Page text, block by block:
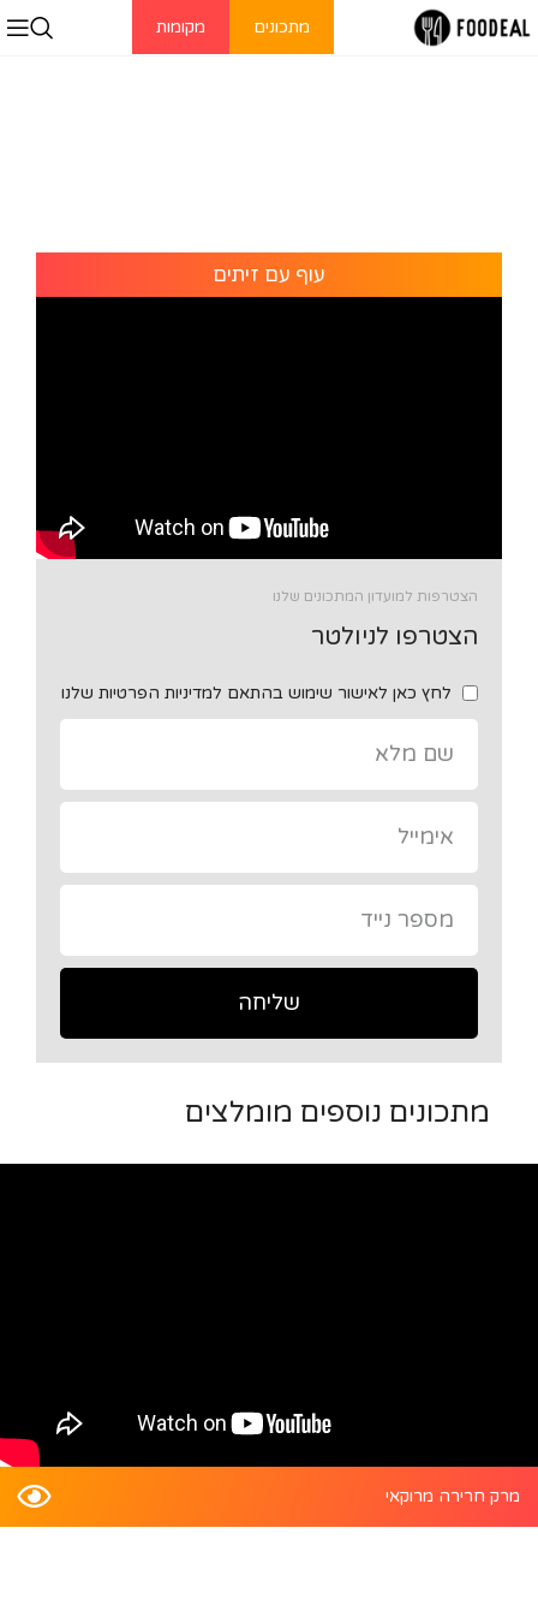
מתכונים מקומות
עוף עם זיתים
הצטרפות למועדון המתכונים שלנו
הצטרפו לניולטר
לחץ כאן לאישור שימוש בהתאם למדיניות הפרטיות שלנו
שליחה
מתכונים נוספים מומלצים
מרק חרירה מרוקאי